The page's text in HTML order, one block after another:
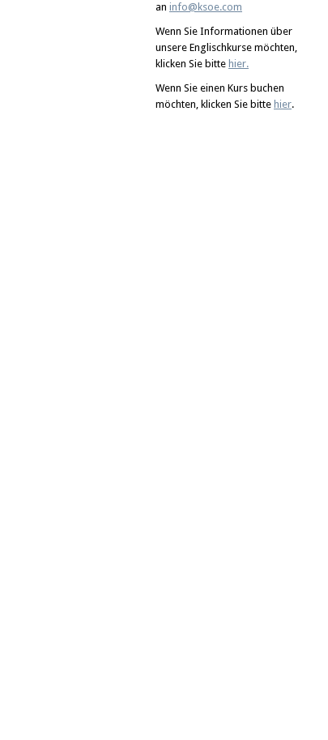
an info@ksoe.com
Wenn Sie Informationen über
unsere Englischkurse möchten,
klicken Sie bitte hier.
Wenn Sie einen Kurs buchen
möchten, klicken Sie bitte hier.